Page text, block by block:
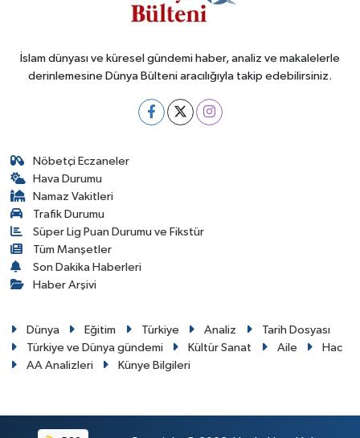
İslam dünyası ve küresel gündemi haber, analiz ve makalelerle
derinlemesine Dünya Bülteni aracılığıyla takip edebilirsiniz.
Nöbetçi Eczaneler
Hava Durumu
Namaz Vakitleri
Trafik Durumu
Süper Lig Puan Durumu ve Fikstür
Tüm Manşetler
Son Dakika Haberleri
Haber Arşivi
Dünya Eğitim Türkiye Analiz
Tarih Dosyası
Türkiye ve Dünya gündemi
Kültür Sanat Aile
Hac
AA Analizleri
Künye Bilgileri